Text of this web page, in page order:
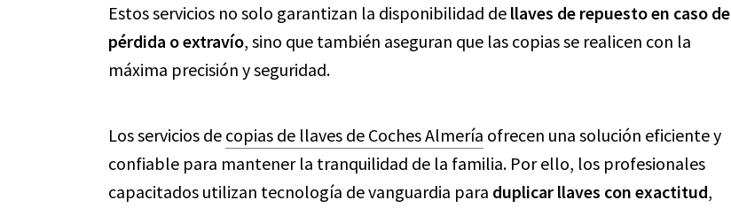
Estos servicios no solo garantizan la disponibilidad de llaves de repuesto en caso de
pérdida o extravío, sino que también aseguran que las copias se realicen con la
máxima precisión y seguridad.
Los servicios de copias de llaves de Coches Almería ofrecen una solución eficiente y
confiable para mantener la tranquilidad de la familia. Por ello, los profesionales
capacitados utilizan tecnología de vanguardia para duplicar llaves con exactitud,